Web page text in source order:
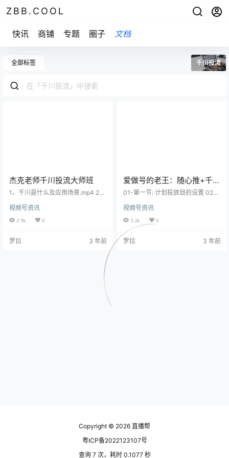
ZBB.COOL
快讯 商铺 专题 圈子 文档
全部标签 千川投流
杰克老师千川投流大师班
1、千川是什么及应用场景.mp4 2、
mp4 3、千川投放数据综合问题汇
总.mp4 4、千川流量的底层逻辑,mp
4 7、千川的流量池的概念打好基础
概念打好基础(3)mp4 10、千川的流
视频号资讯
2.9k 0
罗拉 3 年前
爱做号的老王：随心推+千川
投流
01-第一节: 计划投放目的设置 02-
三节: 投放人群与流量价格 04-第四
节: 自定义计划与人群方向 05-付费
流量池及随心推常用名词解析 06-
投流竞价的原理 07-正确的投流思
维 08-随心推撬动自然流量底层逻
视频号资讯
3.2k 0
罗拉 3 年前
Copyright © 2026 直播帮
粤ICP备2022123107号
查询 7 次，耗时 0.1077 秒